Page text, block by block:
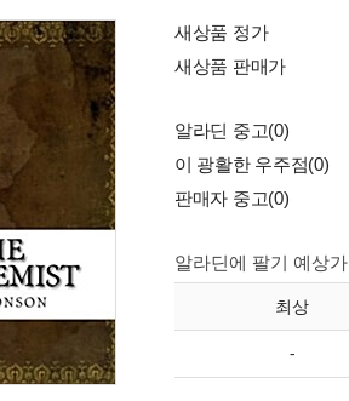
새상품 정가
새상품 판매가
알라딘 중고(0)
이 광활한 우주점(0)
판매자 중고(0)
알라딘에 팔기 예상가
최상
-